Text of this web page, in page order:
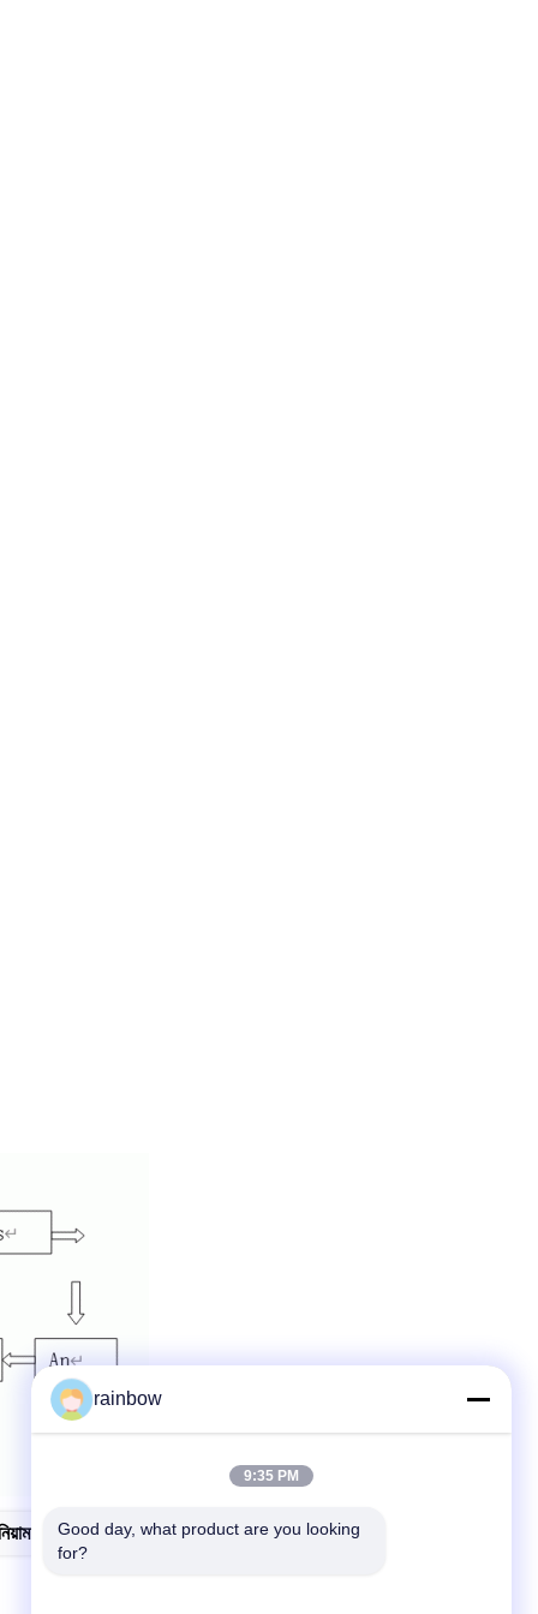
অ্যানোডাইজিং লাইন
rainbow
9:35 PM
Good day, what product are you looking
for?